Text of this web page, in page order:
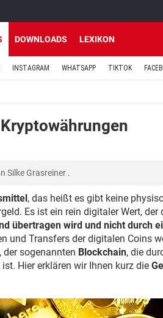
DOWNLOADS LEXIKON
INSTAGRAM WHATSAPP TIKTOK
Silke Grasreiner .
, das heißt es gibt keine
Es ist ein rein digitaler Wert, der
übertragen wird und nicht durch
und Transfers der digitalen Coins
der sogenannten Blockchain, die
Hier erklären wir Ihnen kurz die